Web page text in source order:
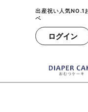
出産祝い人気
ベ
ログイン